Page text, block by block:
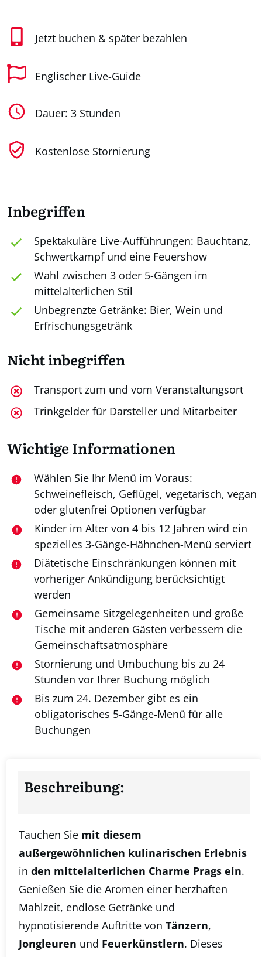
Jetzt buchen & später bezahlen
Englischer Live-Guide
Dauer: 3 Stunden
Kostenlose Stornierung
Inbegriffen
Spektakuläre Live-Aufführungen: Bauchtanz,
Schwertkampf und eine Feuershow
Wahl zwischen 3 oder 5-Gängen im
mittelalterlichen Stil
Unbegrenzte Getränke: Bier, Wein und
Erfrischungsgetränk
Nicht inbegriffen
Transport zum und vom Veranstaltungsort
Trinkgelder für Darsteller und Mitarbeiter
Wichtige Informationen
Wählen Sie Ihr Menü im Voraus:
Schweinefleisch, Geflügel, vegetarisch, vegan
oder glutenfrei Optionen verfügbar
Kinder im Alter von 4 bis 12 Jahren wird ein
spezielles 3-Gänge-Hähnchen-Menü serviert
Diätetische Einschränkungen können mit
vorheriger Ankündigung berücksichtigt
werden
Gemeinsame Sitzgelegenheiten und große
Tische mit anderen Gästen verbessern die
Gemeinschaftsatmosphäre
Stornierung und Umbuchung bis zu 24
Stunden vor Ihrer Buchung möglich
Bis zum 24. Dezember gibt es ein
obligatorisches 5-Gänge-Menü für alle
Buchungen
Beschreibung:
Tauchen Sie mit diesem
außergewöhnlichen kulinarischen Erlebnis
in den mittelalterlichen Charme Prags ein.
Genießen Sie die Aromen einer herzhaften
Mahlzeit, endlose Getränke und
hypnotisierende Auftritte von Tänzern,
Jongleuren und Feuerkünstlern. Dieses